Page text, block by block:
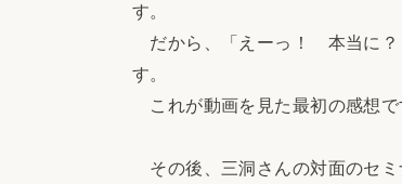
す。
だから、「えーっ！ 本当に？
す。
これが動画を見た最初の感想で
その後、三洞さんの対面のセミ